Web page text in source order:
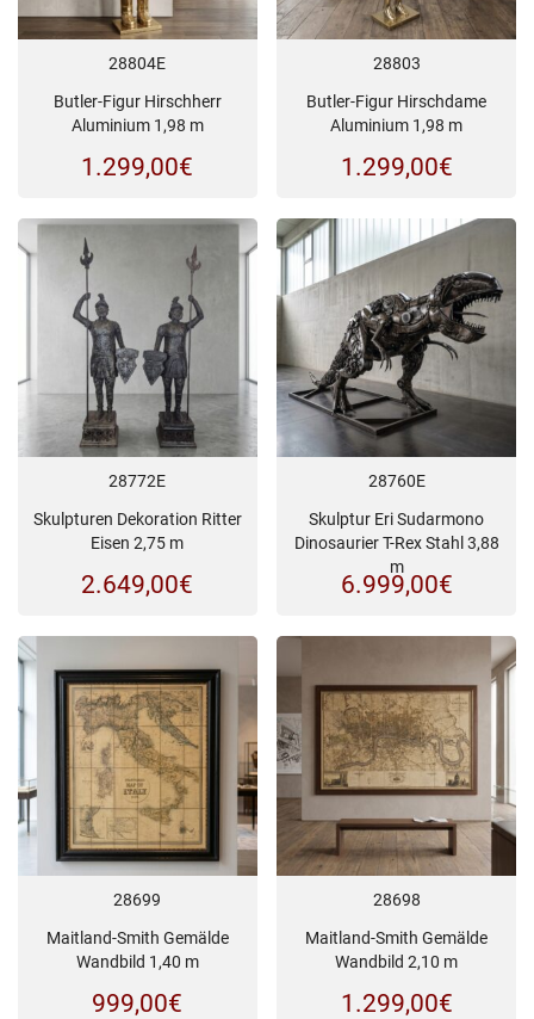
28804E
Butler-Figur Hirschherr
Aluminium 1,98 m
1.299,00€
28803
Butler-Figur Hirschdame
Aluminium 1,98 m
1.299,00€
28772E
Skulpturen Dekoration Ritter
Eisen 2,75 m
2.649,00€
28760E
Skulptur Eri Sudarmono
Dinosaurier T-Rex Stahl 3,88
m
6.999,00€
28699
Maitland-Smith Gemälde
Wandbild 1,40 m
999,00€
28698
Maitland-Smith Gemälde
Wandbild 2,10 m
1.299,00€